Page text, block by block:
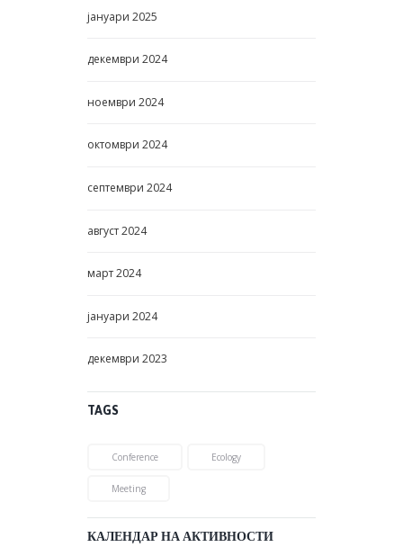
јануари 2025
декември 2024
ноември 2024
октомври 2024
септември 2024
август2024
март2024
јануари 2024
декември 2023
TAGS
Conference Ecology
Meeting
КАЛЕНДАР НА АКТИВНОСТИ